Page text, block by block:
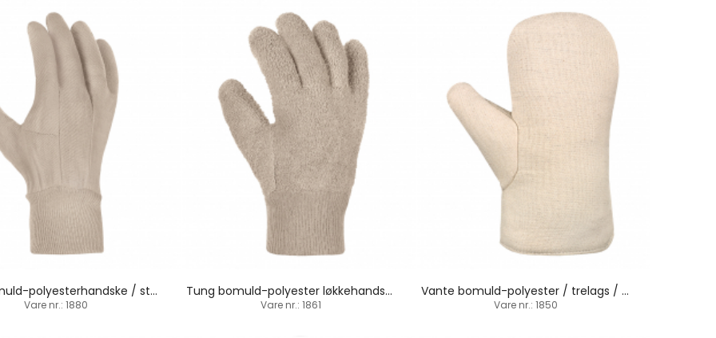
Syet bomuld-polyesterhandske / strikbund
Vare nr.: 1880
Tung bomuld-polyester løkkehandske / strikbund
Vare nr.: 1861
Vante bomuld-polyester / trelags / 28 cm
Vare nr.: 1850